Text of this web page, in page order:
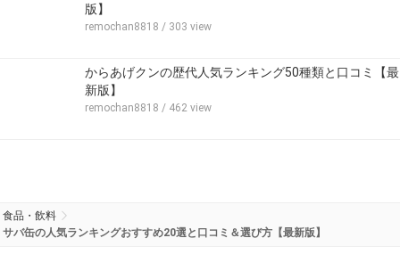
版】
remochan8818 / 303 view
からあげクンの歴代人気ランキング50種類と口コミ【最
新版】
remochan8818 / 462 view
食品・飲料
サバ缶の人気ランキングおすすめ20選と口コミ＆選び方【最新版】